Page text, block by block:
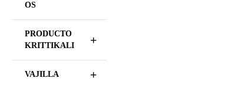
OS
+
PRODUCTO
KRITTIKALI
+
VAJILLA